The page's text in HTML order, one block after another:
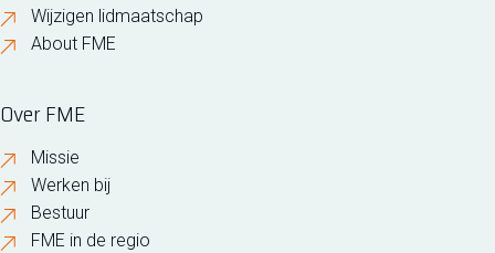
Wijzigen lidmaatschap
About FME
Over FME
Missie
Werken bij
Bestuur
FME in de regio